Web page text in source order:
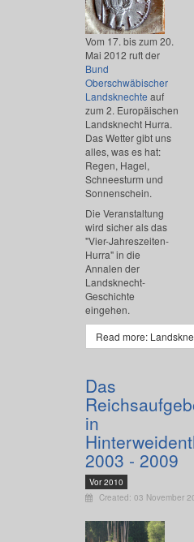
Vom 17. bis zum 20.
Mai 2012 ruft der
Bund
Oberschwäbischer
Landsknechte auf
zum 2. Europäischen
Landsknecht Hurra.
Das Wetter gibt uns
alles, was es hat:
Regen, Hagel,
Schneesturm und
Sonnenschein.
Die Veranstaltung
wird sicher als das
"Vier-Jahreszeiten-
Hurra" in die
Annalen der
Landsknecht-
Geschichte
eingehen.
Read more:
Das
in
2003 - 2009
Vor 2010
Created: 03 November